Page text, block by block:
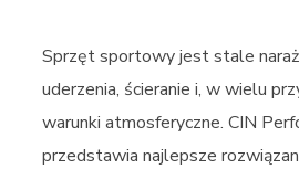
Sprzęt sportowy jest stale
uderzenia, ścieranie i, w wielu
warunki atmosferyczne. CIN
przedstawia najlepsze